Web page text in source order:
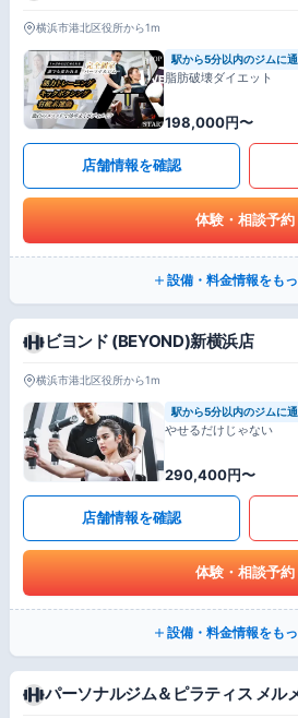
横浜市港北区役所から1m
駅から5分以内のジムに
脂肪破壊ダイエット
198,000円〜
店舗情報を確認
体験・相談予約
設備・料金情報をも
ビヨンド (BEYOND)新横浜店
横浜市港北区役所から1m
駅から5分以内のジムに
やせるだけじゃない
290,400円〜
店舗情報を確認
体験・相談予約
設備・料金情報をも
パーソナルジム＆ピラティス メル